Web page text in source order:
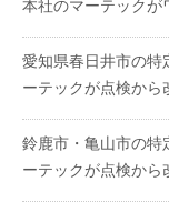
本社のマーテックが
愛知県春日井市の特
ーテックが点検から
鈴鹿市・亀山市の特
ーテックが点検から